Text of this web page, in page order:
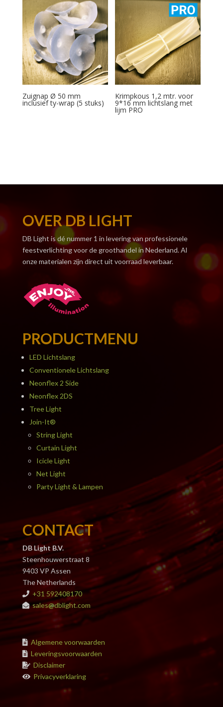
Zuignap Ø 50 mm
inclusief ty-wrap (5 stuks)
Krimpkous 1,2 mtr. voor
9*16 mm lichtslang met
lijm PRO
OVER DB LIGHT
DB Light is dé nummer 1 in levering van professionele
feestverlichting voor de groothandel in Nederland. Al
onze materialen zijn direct uit voorraad leverbaar.
PRODUCTMENU
LED Lichtslang
Conventionele Lichtslang
Neonflex 2 Side
Neonflex 2DS
Tree Light
Join-It®
String Light
Curtain Light
Icicle Light
Net Light
Party Light & Lampen
CONTACT
DB Light B.V.
Steenhouwerstraat 8
9403 VP Assen
The Netherlands
+31 592408170
sales@dblight.com
Algemene voorwaarden
Leveringsvoorwaarden
Disclaimer
Privacyverklaring